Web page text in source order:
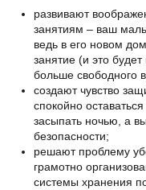
развивают
занятиям – ваш
ведь в его новом
занятие (и это
больше свободного
создают чувство
спокойно
засыпать ночью, а
безопасности;
решают проблему
грамотно
системы хранения